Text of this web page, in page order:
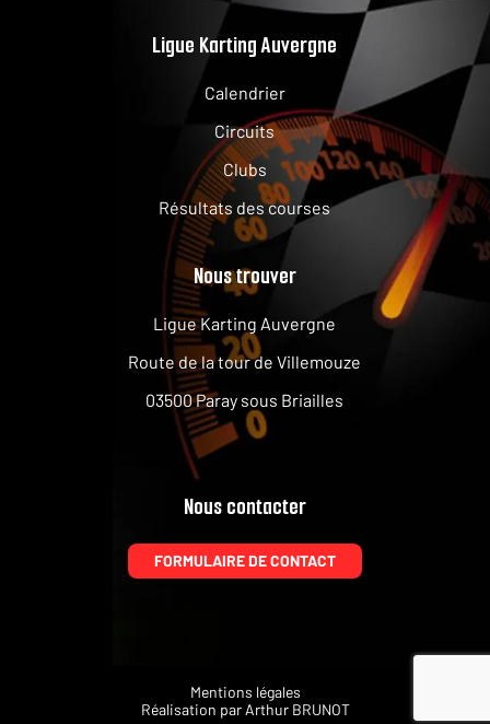
Ligue Karting Auvergne
Calendrier
Circuits
Clubs
Résultats des courses
Nous trouver
Ligue Karting Auvergne
Route de la tour de Villemouze
03500 Paray sous Briailles
Nous contacter
FORMULAIRE DE CONTACT
Mentions légales
Réalisation par Arthur BRUNOT